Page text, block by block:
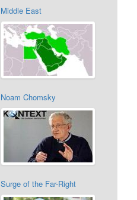
Middle East
Noam Chomsky
Surge of the Far-Right